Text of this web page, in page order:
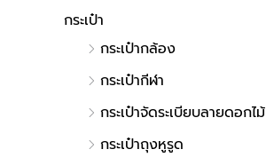
กระเป๋า
กระเป๋ากล้อง
กระเป๋ากีฬา
กระเป๋าจัดระเบียบลายดอกไม้
กระเป๋าถุงหูรูด